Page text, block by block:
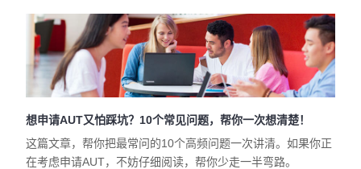
想申请AUT又怕踩坑？10个常见问题，帮你一次想清楚！
这篇文章，帮你把最常问的10个高频问题一次讲清。如果你正
在考虑申请AUT，不妨仔细阅读，帮你少走一半弯路。